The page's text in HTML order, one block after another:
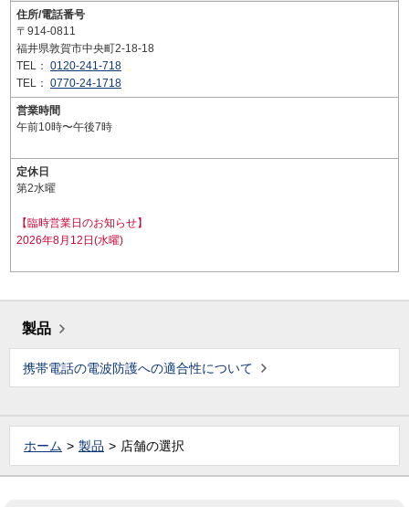
住所/電話番号
〒914-0811
福井県敦賀市中央町2-18-18
TEL： 0120-241-718
TEL： 0770-24-1718
営業時間
午前10時〜午後7時
定休日
第2水曜
【臨時営業日のお知らせ】
2026年8月12日(水曜)
製品
携帯電話の電波防護への適合性について
ホーム 製品 店舗の選択